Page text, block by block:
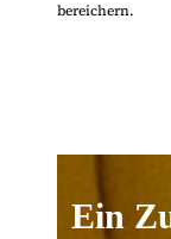
bereichern.
Ein